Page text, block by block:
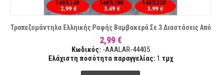
Τραπεζομάντηλα Ελληικής Ραφής Βαμβακερά Σε 3 Διαστάσεις Από
2,99 €
Κωδικός: -AAALAR-44405
Ελάχιστη ποσότητα παραγγελίας: 1 τμχ